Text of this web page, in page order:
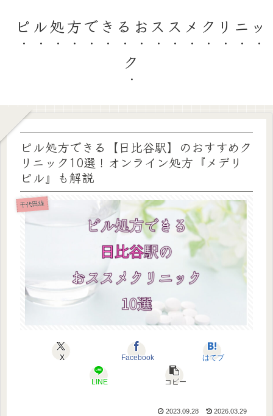
ピル処方できるおススメクリニッ
ク
ピル処方できる【日比谷駅】のおすすめク
リニック10選！オンライン処方『メデリ
ピル』も解説
千代田線
X Facebook はてブ
LINE コピー
2023.09.28 2026.03.29